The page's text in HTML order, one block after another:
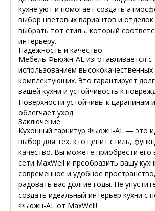
кухне уют и помогает создать
выбор цветовых вариантов и отделок
выбрать тот стиль, который
интерьеру.
Надежность и качество
Мебель Фьюжн-AL изготавливается с
использованием
комплектующих. Это гарантирует
вашей кухни и устойчивость к
Поверхности устойчивы к царапинам
облегчает уход.
Заключение
Кухонный гарнитур Фьюжн-AL — это
выбор для тех, кто ценит стиль,
качество. Вы можете приобрести его
сети MaxWell и преобразить вашу
современное и удобное
радовать вас долгие годы. Не
создать идеальный интерьер кухни с
Фьюжн-AL от MaxWell!